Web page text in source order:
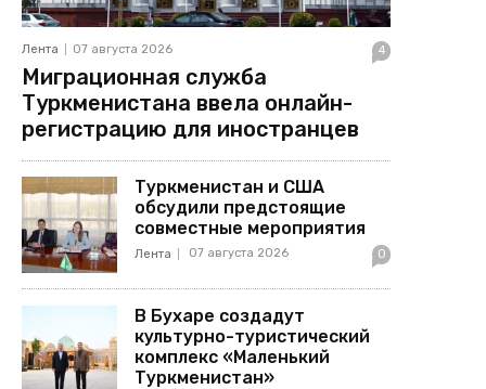
Лента 07 августа 2026 4
Миграционная служба
Туркменистана ввела онлайн-
регистрацию для иностранцев
Туркменистан и США
обсудили предстоящие
совместные мероприятия
Лента 07 августа 2026 0
В Бухаре создадут
культурно-туристический
комплекс «Маленький
Туркменистан»